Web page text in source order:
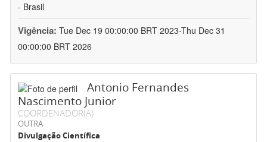
- Brasil
Vigência: Tue Dec 19 00:00:00 BRT 2023-Thu Dec 31
00:00:00 BRT 2026
Antonio Fernandes
Nascimento Junior
COORDENADOR(A)
OUTRA
Divulgação Científica